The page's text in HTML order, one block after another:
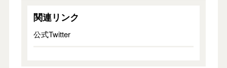
関連リンク
公式Twitter